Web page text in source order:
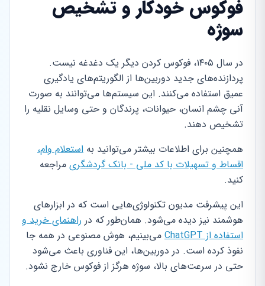
فوکوس خودکار و تشخیص
سوژه
در سال ۱۴۰۵، فوکوس کردن دیگر یک دغدغه نیست.
پردازنده‌های جدید دوربین‌ها از الگوریتم‌های یادگیری
عمیق استفاده می‌کنند. این سیستم‌ها می‌توانند به صورت
آنی چشم انسان، حیوانات، پرندگان و حتی وسایل نقلیه را
تشخیص دهند.
همچنین برای اطلاعات بیشتر می‌توانید به استعلام وام،
اقساط و تسهیلات با کد ملی - بانک گردشگری مراجعه
کنید.
این پیشرفت مدیون تکنولوژی‌هایی است که در ابزارهای
هوشمند نیز دیده می‌شود. همان‌طور که در راهنمای خرید و
استفاده از ChatGPT
می‌بینیم، هوش مصنوعی در همه جا
نفوذ کرده است. در دوربین‌ها، این فناوری باعث می‌شود
حتی در سرعت‌های بالا، سوژه هرگز از فوکوس خارج نشود.